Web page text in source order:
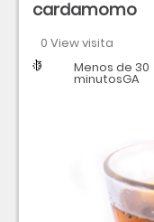
cardamomo
0 View visita
Dificultad
Tiempo Menos de 30
minutosGA